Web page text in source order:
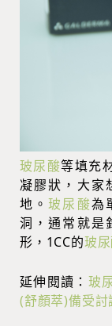
玻尿酸等填充
凝膠狀，大家
地。玻尿酸為
洞，通常就是
形，1CC的玻
延伸閱讀： 玻
(舒顏萃)備受討